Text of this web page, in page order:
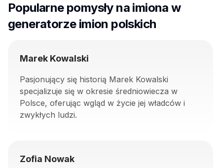
Popularne pomysły na imiona w
generatorze imion polskich
Marek Kowalski
Pasjonujący się historią Marek Kowalski
specjalizuje się w okresie średniowiecza w
Polsce, oferując wgląd w życie jej władców i
zwykłych ludzi.
Zofia Nowak